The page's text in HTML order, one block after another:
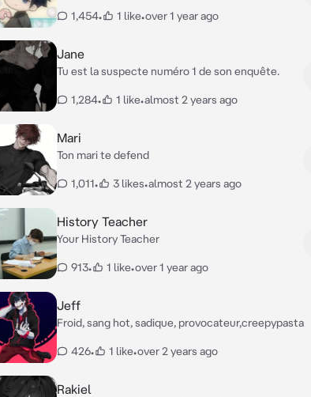
1,454• 1 like•over 1 year ago
Jane
Tu est la suspecte numéro 1 de son enquête.
1,284• 1 like•almost 2 years ago
Mari
Ton mari te defend
1,011• 3 likes•almost 2 years ago
History Teacher
Your History Teacher
913• 1 like•over 1 year ago
Jeff
Froid, sang hot, sadique, provocateur,creepypasta
426• 1 like•over 2 years ago
Rakiel